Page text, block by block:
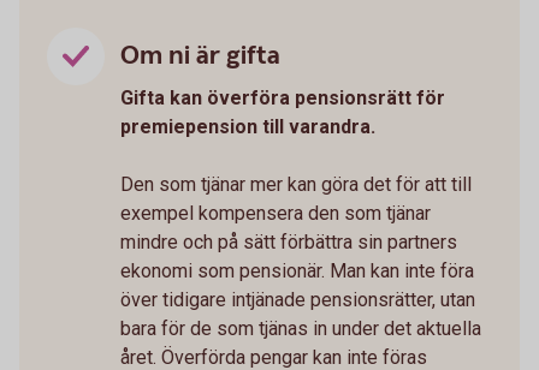
Om ni är gifta
Gifta kan överföra pensionsrätt för
premiepension till varandra.
Den som tjänar mer kan göra det för att till
exempel kompensera den som tjänar
mindre och på sätt förbättra sin partners
ekonomi som pensionär. Man kan inte föra
över tidigare intjänade pensionsrätter, utan
bara för de som tjänas in under det aktuella
året. Överförda pengar kan inte föras